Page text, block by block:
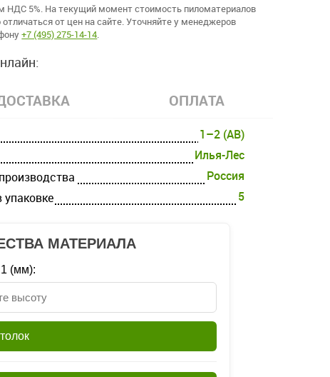
НДС 5%. На текущий момент стоимость пиломатериалов
от цен на сайте. Уточняйте у менеджеров
+7 (495) 275-14-14.
ОПЛАТА
1–2 (AB)
Илья-Лес
Россия
упаковке
5
МАТЕРИАЛА
(мм):